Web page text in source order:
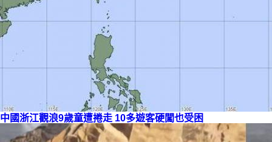
中國浙江觀浪9歲童遭捲走 10多遊客硬闖也受困